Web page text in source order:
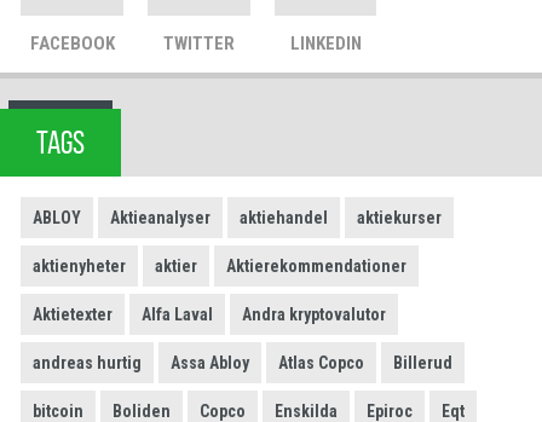
FACEBOOK TWITTER LINKEDIN
TAGS
ABLOY Aktieanalyser aktiehandel aktiekurser
aktienyheter aktier Aktierekommendationer
Aktietexter Alfa Laval Andra kryptovalutor
andreas hurtig Assa Abloy Atlas Copco Billerud
bitcoin Boliden Copco Enskilda Epiroc Eqt